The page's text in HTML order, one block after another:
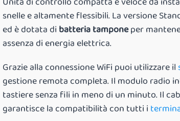
snelle e altamente flessibili. La versione
ed è dotata di batteria tamponeper
assenza di energia elettrica.
Grazie alla connessione WiFi puoi utilizzare il
gestione remota completa. Il modulo radio
tastiere senza fili in meno di un minuto. Il
garantisce la compatibilità con tutti i